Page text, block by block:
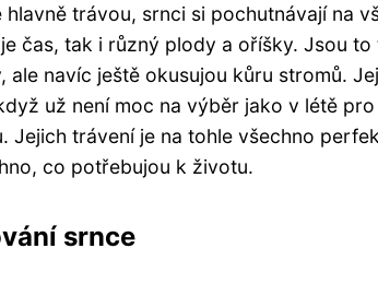
hlavně trávou, srnci si pochutnávají na
čas, tak i různý plody a oříšky. Jsou
ale navíc ještě okusujou kůru stromů.
už není moc na výběr jako v létě
Jejich trávení je na tohle všechno
co potřebujou k životu.
srnce